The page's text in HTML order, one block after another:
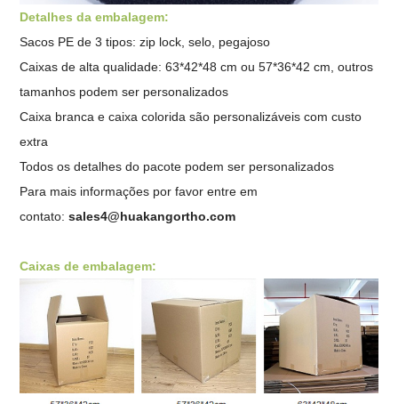
Detalhes da embalagem:
Sacos PE de 3 tipos: zip lock, selo, pegajoso
Caixas de alta qualidade: 63*42*48 cm ou 57*36*42 cm, outros
tamanhos podem ser personalizados
Caixa branca e caixa colorida são personalizáveis ​​com custo
extra
Todos os detalhes do pacote podem ser personalizados
Para mais informações por favor entre em
contato:sales4@huakangortho.com
Caixas de embalagem: